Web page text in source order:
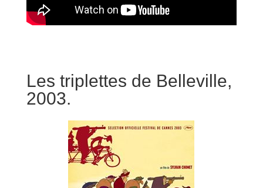
Les triplettes de Belleville,
2003.